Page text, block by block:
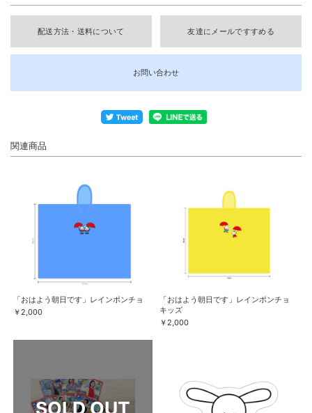
配送方法・送料について 友達にメールですすめる
お問い合わせ
関連商品
「おはよう朝日です」レインポンチョ
￥2,000
「おはよう朝日です」レインポンチョ
キッズ
￥2,000